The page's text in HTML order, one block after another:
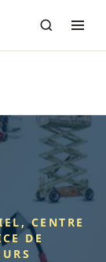
CENTRE
DE